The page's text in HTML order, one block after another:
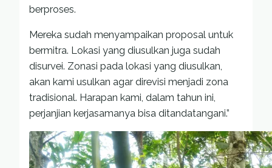
berproses.
Mereka sudah menyampaikan proposal untuk
bermitra. Lokasi yang diusulkan juga sudah
disurvei. Zonasi pada lokasi yang diusulkan,
akan kami usulkan agar direvisi menjadi zona
tradisional. Harapan kami, dalam tahun ini,
perjanjian kerjasamanya bisa ditandatangani.”